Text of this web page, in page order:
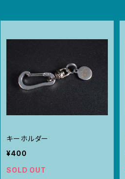
キーホルダー
¥400
SOLD OUT